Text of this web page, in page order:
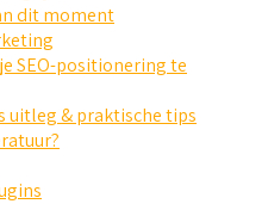
dit moment
SEO-positionering te
uitleg & praktische tips